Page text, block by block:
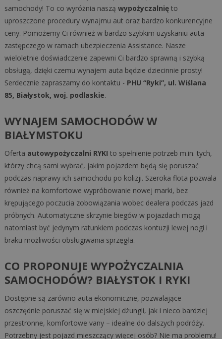
samochody! To co wyróżnia naszą wypożyczalnięto
uproszczone procedury wynajmu aut oraz bardzo konkurencyjne
ceny. Pomożemy Ci również w bardzo szybkim uzyskaniu auta
zastępczego w ramach ubezpieczenia Assistance. Nasze
wieloletnie doświadczenie zapewni Ci bardzo sprawną i szybką
obsługą, dzięki czemu wynajem auta będzie dziecinnie prosty!
Serdecznie zapraszamy do kontaktu - PHU “Ryki”, ul. Wiślana
85, Białystok, woj. podlaskie.
WYNAJEM SAMOCHODÓW W
BIAŁYMSTOKU
Oferta autowypożyczalni RYKI to spełnienie potrzeb m.in. tych,
którzy chcą sami wybrać, jakim pojazdem będą się poruszać
podczas naprawy ich samochodu po kolizji. Szeroka flota pozwala
również na komfortowe wypróbowanie nowej marki, bez
krępującego poczucia zobowiązania wobec dealera podczas jazd
próbnych. Automatyczne skrzynie biegów w pojazdach mogą
natomiast być jedynym ratunkiem podczas kontuzji lewej nogi i
braku możliwości obsługiwania sprzęgła.
CO PROPONUJE WYPOŻYCZALNIA
SAMOCHODÓW? BIAŁYSTOK I RYKI
Dostępne są zarówno auta ekonomiczne, pozwalające
oszczędnie poruszać się w miejskiej dżungli, jak i nieco bardziej
przestronne, komfortowe vany – idealne do dalszych podróży.
Potrzebny jest pojazd mieszczący więcej osób? Nie ma problemu!